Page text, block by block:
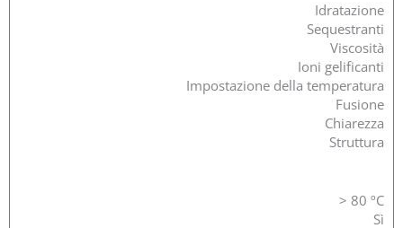
Idratazione
Sequestranti
Viscosità
Ioni gelificanti
Impostazione della temperatura
Fusione
Chiarezza
Struttura
> 80 ºC
Sì